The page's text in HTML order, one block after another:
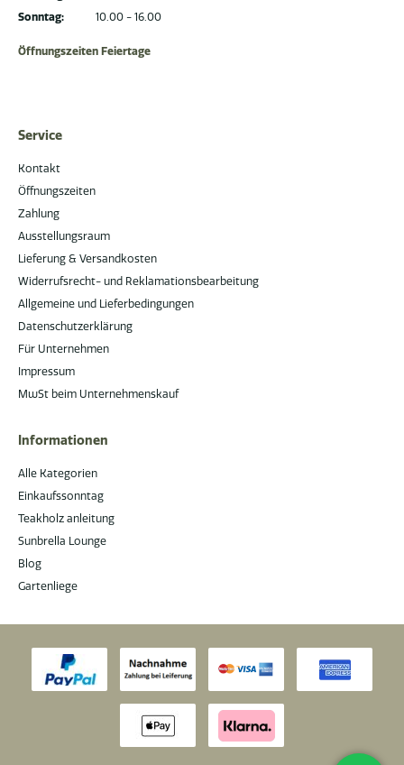
Sonntag:
10.00 - 16.00
Öffnungszeiten Feiertage
Service
Kontakt
Öffnungszeiten
Zahlung
Ausstellungsraum
Lieferung & Versandkosten
Widerrufsrecht- und Reklamationsbearbeitung
Allgemeine und Lieferbedingungen
Datenschutzerklärung
Für Unternehmen
Impressum
MwSt beim Unternehmenskauf
Informationen
Alle Kategorien
Einkaufssonntag
Teakholz anleitung
Sunbrella Lounge
Blog
Gartenliege